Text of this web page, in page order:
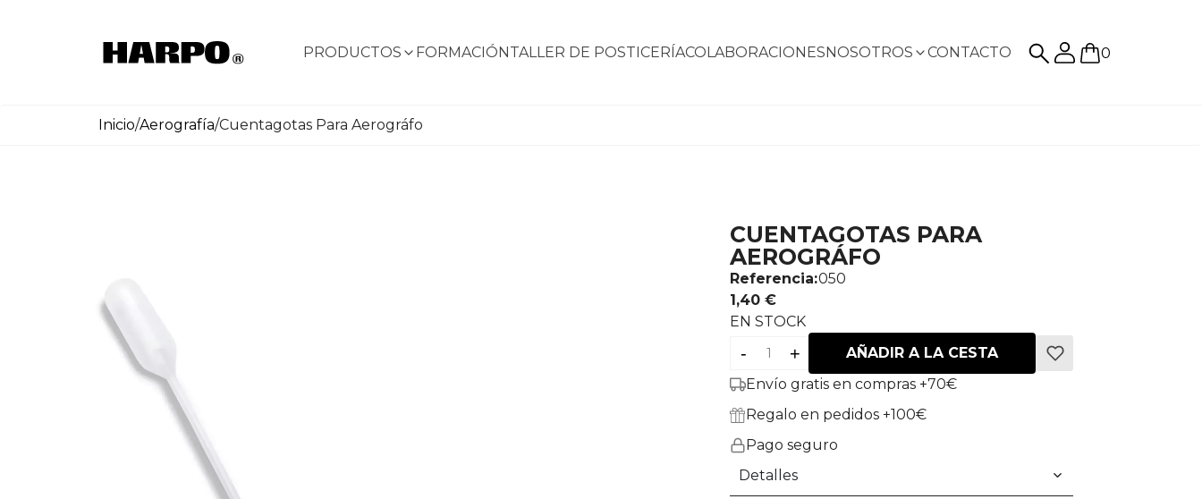
PRODUCTOS FORMACIÓNTALLER DE POSTICERÍACOLABORACIONESNOSOTROS CONTACTO 0
Inicio/Aerografía/Cuentagotas Para Aerográfo
CUENTAGOTAS PARA
AEROGRÁFO
Referencia:050
1,40 €
EN STOCK
- +
AÑADIR A LA CESTA
Envío gratis en compras +70€
Regalo en pedidos +100€
Pago seguro
Detalles